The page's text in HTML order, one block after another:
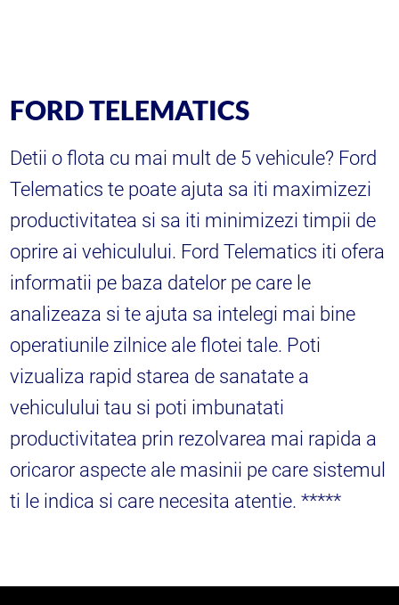
FORD TELEMATICS
Detii o flota cu mai mult de 5 vehicule? Ford
Telematics te poate ajuta sa iti maximizezi
productivitatea si sa iti minimizezi timpii de
oprire ai vehiculului. Ford Telematics iti ofera
informatii pe baza datelor pe care le
analizeaza si te ajuta sa intelegi mai bine
operatiunile zilnice ale flotei tale. Poti
vizualiza rapid starea de sanatate a
vehiculului tau si poti imbunatati
productivitatea prin rezolvarea mai rapida a
oricaror aspecte ale masinii pe care sistemul
ti le indica si care necesita atentie. *****